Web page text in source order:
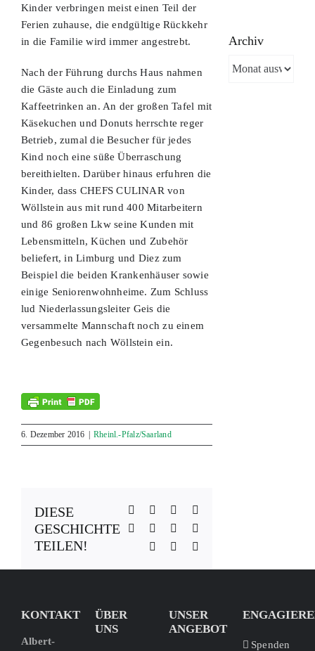
Kinder verbringen meist einen Teil der
Ferien zuhause, die endgültige Rückkehr
in die Familie wird immer angestrebt.
Nach der Führung durchs Haus nahmen
die Gäste auch die Einladung zum
Kaffeetrinken an. An der großen Tafel mit
Käsekuchen und Donuts herrschte reger
Betrieb, zumal die Besucher für jedes
Kind noch eine süße Überraschung
bereithielten. Darüber hinaus erfuhren die
Kinder, dass CHEFS CULINAR von
Wöllstein aus mit rund 400 Mitarbeitern
und 86 großen Lkw seine Kunden mit
Lebensmitteln, Küchen und Zubehör
beliefert, in Limburg und Diez zum
Beispiel die beiden Krankenhäuser sowie
einige Seniorenwohnheime. Zum Schluss
lud Niederlassungsleiter Geis die
versammelte Mannschaft noch zu einem
Gegenbesuch nach Wöllstein ein.
6. Dezember 2016 Rheinl.-Pfalz/Saarland
DIESE
GESCHICHTE
TEILEN!
Facebook Reddit
WhatsAppTelegram
Tumblr
Xing
Archiv
Archiv
KONTAKT
Albert-
ÜBER
UNS
UNSER
ANGEBOT
Spenden